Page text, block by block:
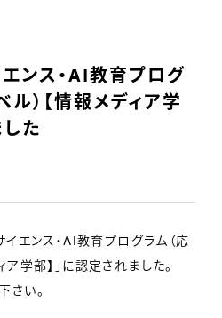
エンス・AI教育プログ
）【情報メディア学
た
エンス・AI教育プログラム（応
学部】」に認定されました。
い。